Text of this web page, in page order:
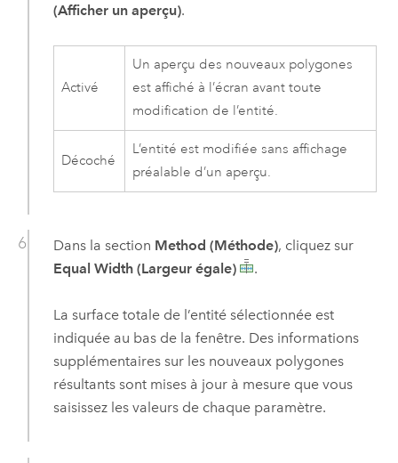
(Afficher un aperçu).
Activé
Un aperçu des nouveaux polygones
est affiché à l’écran avant toute
modification de l’entité.
Décoché
L’entité est modifiée sans affichage
préalable d’un aperçu.
Dans la section Method (Méthode), cliquez sur
Equal Width (Largeur égale)
.
La surface totale de l’entité sélectionnée est
indiquée au bas de la fenêtre. Des informations
supplémentaires sur les nouveaux polygones
résultants sont mises à jour à mesure que vous
saisissez les valeurs de chaque paramètre.